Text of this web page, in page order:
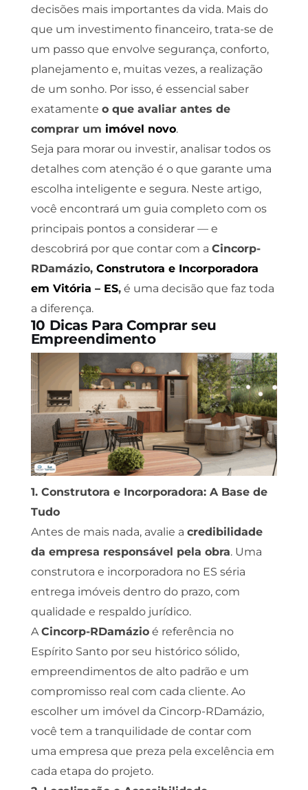
decisões mais importantes da vida. Mais do
que um investimento financeiro, trata-se de
um passo que envolve segurança, conforto,
planejamento e, muitas vezes, a realização
de um sonho. Por isso, é essencial saber
exatamente o que avaliar antes de
comprar um imóvel novo.
Seja para morar ou investir, analisar todos os
detalhes com atenção é o que garante uma
escolha inteligente e segura. Neste artigo,
você encontrará um guia completo com os
principais pontos a considerar — e
descobrirá por que contar com a Cincorp-
RDamázio, Construtora e Incorporadora
em Vitória – ES,é uma decisão que faz toda
a diferença.
10 Dicas Para Comprar seu
Empreendimento
1. Construtora e Incorporadora: A Base de
Tudo
Antes de mais nada, avalie a credibilidade
da empresa responsável pela obra. Uma
construtora e incorporadora no ES séria
entrega imóveis dentro do prazo, com
qualidade e respaldo jurídico.
ACincorp-RDamázioé referência no
Espírito Santo por seu histórico sólido,
empreendimentos de alto padrão e um
compromisso real com cada cliente. Ao
escolher um imóvel da Cincorp-RDamázio,
você tem a tranquilidade de contar com
uma empresa que preza pela excelência em
cada etapa do projeto.